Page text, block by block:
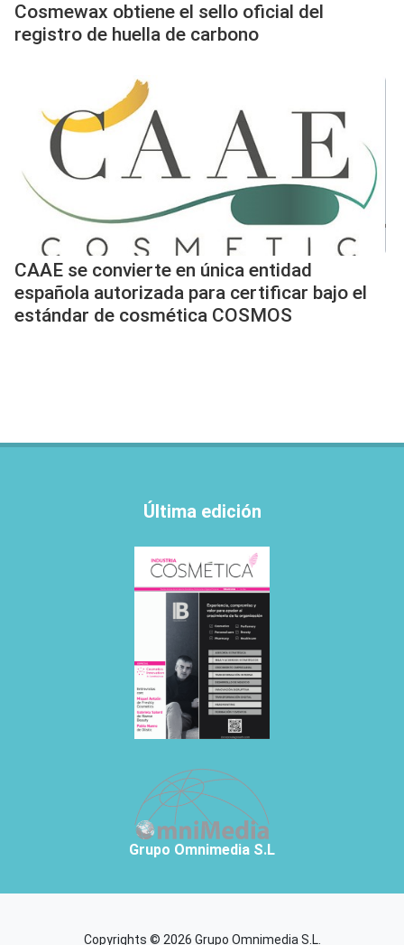
Cosmewax obtiene el sello oficial del
registro de huella de carbono
CAAE se convierte en única entidad
española autorizada para certificar bajo el
estándar de cosmética COSMOS
Última edición
Grupo Omnimedia S.L
Copyrights © 2026 Grupo Omnimedia S.L.